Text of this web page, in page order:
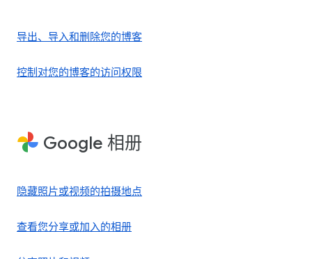
导出、导入和删除您的博客
控制对您的博客的访问权限
Google 相册
隐藏照片或视频的拍摄地点
查看您分享或加入的相册